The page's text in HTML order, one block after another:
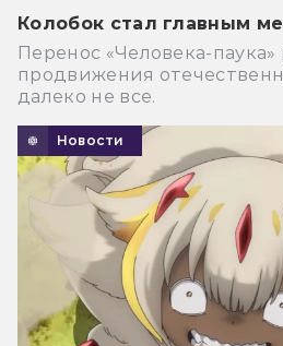
Колобок стал главным
Перенос «Человека-паука»
продвижения
далеко не все.
Новости